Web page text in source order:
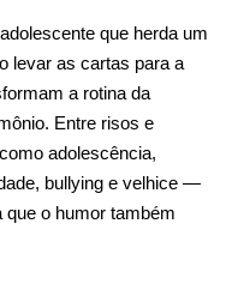
que herda um
levar as cartas para a
a rotina da
Entre risos e
adolescência,
bullying e velhice —
o humor também